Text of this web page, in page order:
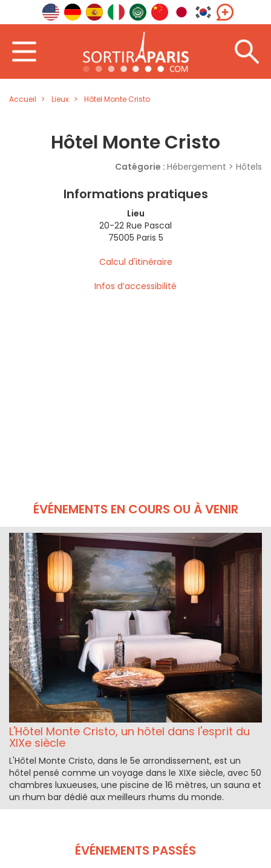
Accueil Lieux Hôtel Monte Cristo
Hôtel Monte Cristo
Catégorie : Hébergement > Hôtels
Informations pratiques
Lieu
20-22 Rue Pascal
75005 Paris 5
Calcul d'itinéraire
Infos d’accessibilité
ÉVÉNEMENTS EN COURS OU À VENIR
L'Hôtel Monte Cristo, un hôtel dans l'esprit du
XIXe siècle
L'Hôtel Monte Cristo, dans le 5e arrondissement, est un
hôtel pensé comme un voyage dans le XIXe siècle, avec 50
chambres luxueuses, une piscine de 16 mètres, un sauna et
un rhum bar dédié aux meilleurs rhums du monde.
ÉVÉNEMENTS PASSÉS